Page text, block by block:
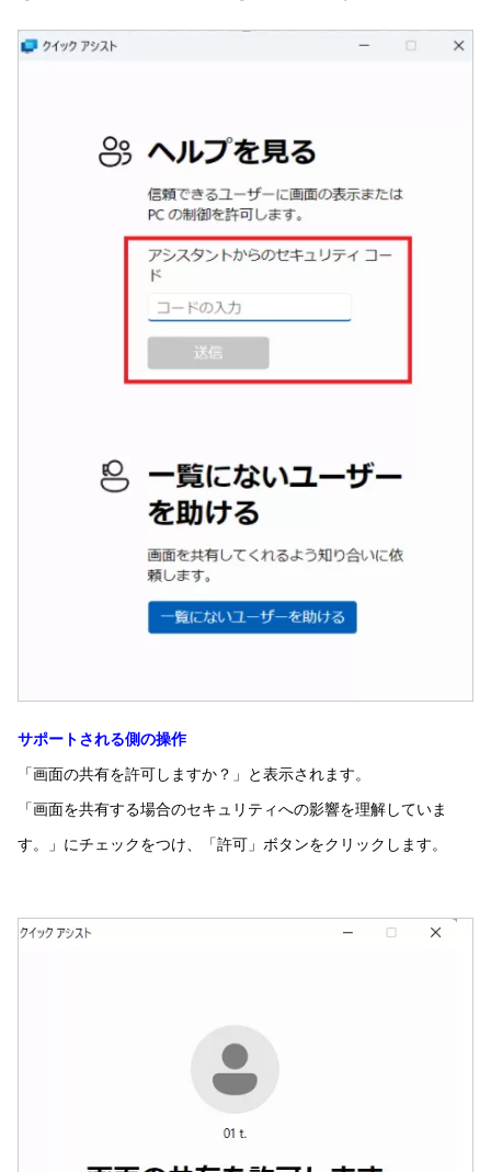
サポートされる側の操作
「画面の共有を許可しますか？」と表示されます。
「画面を共有する場合のセキュリティへの影響を理解していま
す。」にチェックをつけ、「許可」ボタンをクリックします。